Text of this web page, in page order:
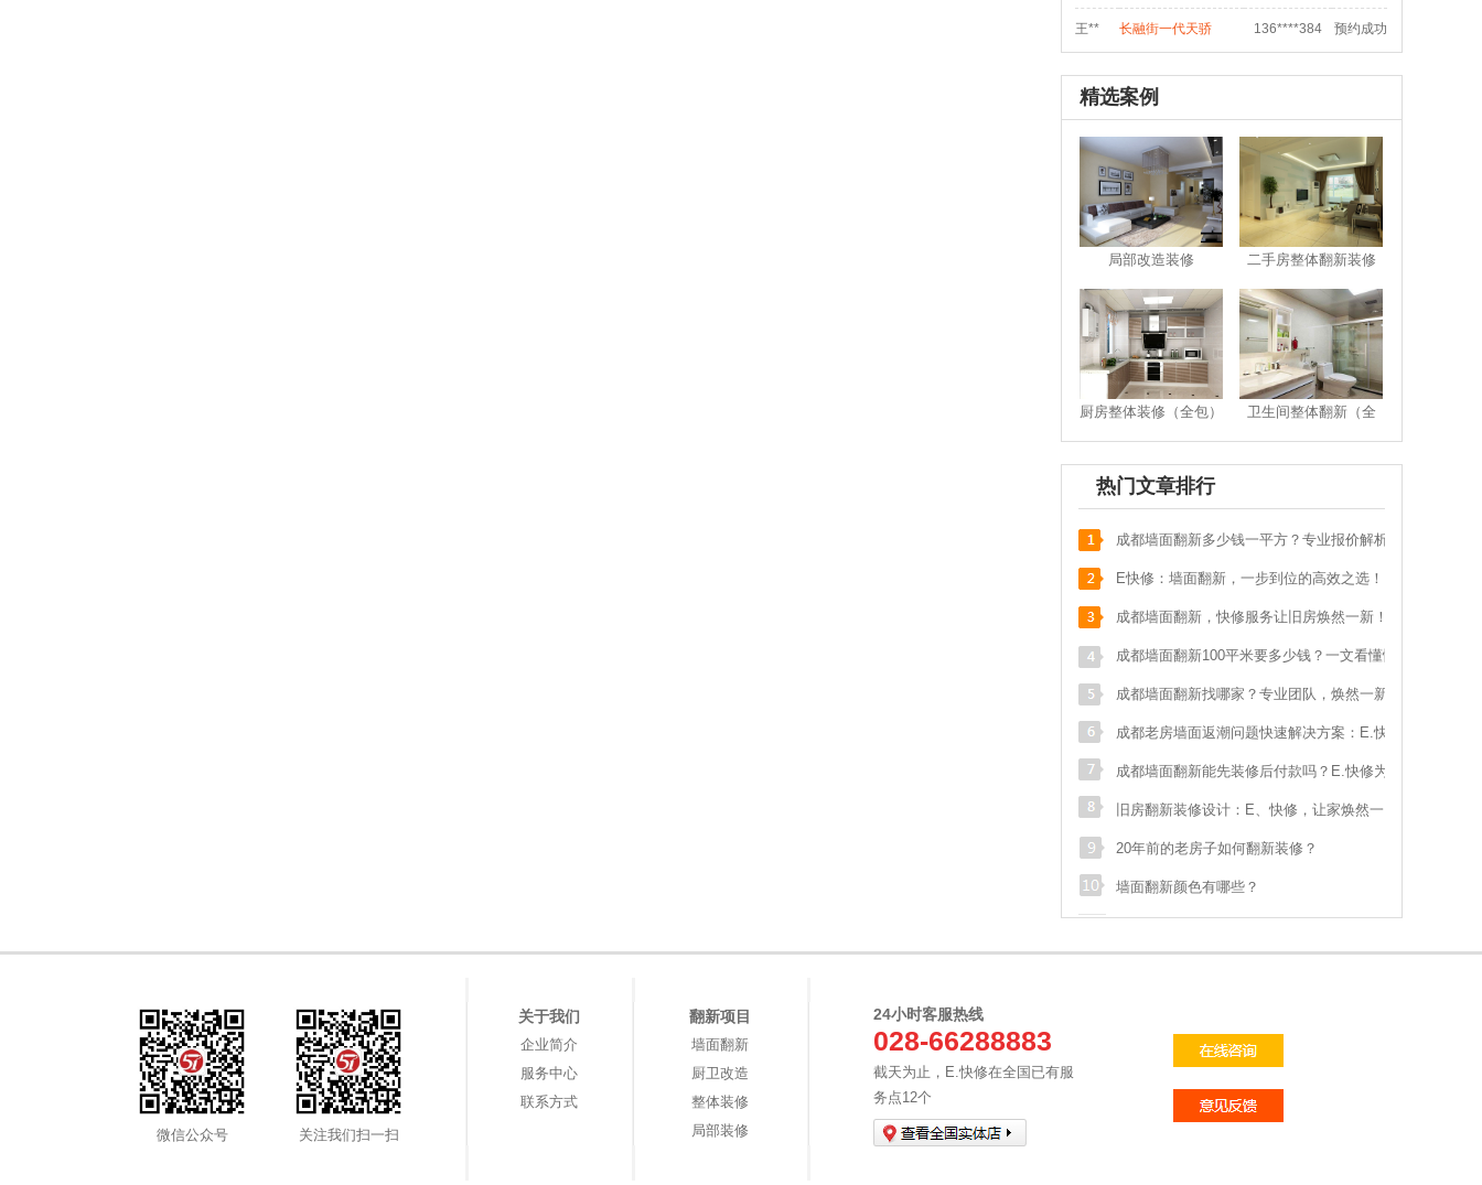
王** 长融街一代天骄 136****384 预约成功
何** 四道街
s** sdf 028****548 预约成功
双流航空港临港路和 138****070 预约成功
魏** 御府花都 186****006 预约成功
张** 汇融名城 181****895 预约成功
花满庭一期 135****975 预约成功
苟** 马鞍北路116号 136****178 预约成功
刘** 保利
游**
李** 犀浦西区花园 173****288 预约成功
王** 长融街一代天骄 136****384 预约成功
t** test 123****911 预约成功
何** 四道街 189****651
s** sdf 028****548
181****895
花满庭一期 135****975
精选案例
局部改造装修 二手房整体翻新装修
厨房整体装修（全包）
卫生间整体翻新（全
包）
热门文章排行
成都墙面翻新多少钱一平方？专业报价解析，
省钱又省心！
E快修：墙面翻新，一步到位的高效之选！
成都墙面翻新，快修服务让旧房焕然一新！
成都墙面翻新100平米要多少钱？一文看懂性
价比之王！
成都墙面翻新找哪家？专业团队，焕然一新的
家！
成都老房墙面返潮问题快速解决方案：E.快修
专业指南
成都墙面翻新能先装修后付款吗？E.快修为您
解答：专业、高效、无忧的墙面翻新解决方案
旧房翻新装修设计：E、快修，让家焕然一
新！
20年前的老房子如何翻新装修？
墙面翻新颜色有哪些？
微信公众号 关注我们扫一扫
关于我们
企业简介
服务中心
联系方式
翻新项目
墙面翻新
厨卫改造
整体装修
局部装修
24小时客服热线
028-66288883
截天为止，E.快修在全国已有服
务点12个